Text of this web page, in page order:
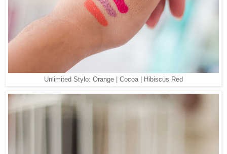
Unlimited Stylo: Orange | Cocoa | Hibiscus Red